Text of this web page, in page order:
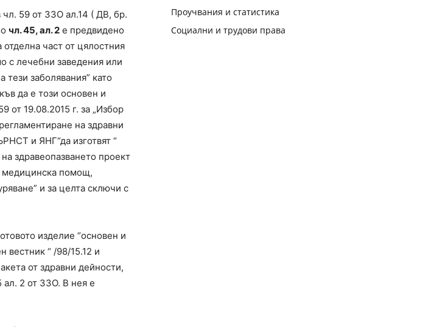
чл. 59 от ЗЗО ал.14 ( ДВ, бр.
чл. 45, ал. 2 е предвидено
част от цялостния
с лечебни заведения или
заболявания” като
да е този основен и
19.08.2015 г. за „Избор
на здравни
и ЯНГ“да изготвят “
здравеопазването проект
медицинска помощ,
и за целта сключи с
изделие “основен и
вестник “ /98/15.12 и
от здравни дейности,
2 от ЗЗО. В нея е
Проучвания и статистика
Социални и трудови права